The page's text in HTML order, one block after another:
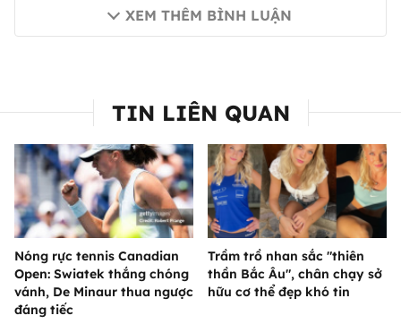
XEM THÊM BÌNH LUẬN
TIN LIÊN QUAN
Nóng rực tennis Canadian
Open: Swiatek thắng chóng
vánh, De Minaur thua ngược
đáng tiếc
Trầm trồ nhan sắc "thiên
thần Bắc Âu", chân chạy sở
hữu cơ thể đẹp khó tin